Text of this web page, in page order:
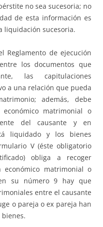
no sea sucesoria; no
de esta información es
liquidación sucesoria.
Reglamento de ejecución
los documentos que
las capitulaciones
a una relación que pueda
además, debe
matrimonial o
del causante y en
liquidado y los bienes
V (éste obligatorio
obliga a recoger
matrimonial o
su número 9 hay que
entre el causante
o pareja o ex pareja han